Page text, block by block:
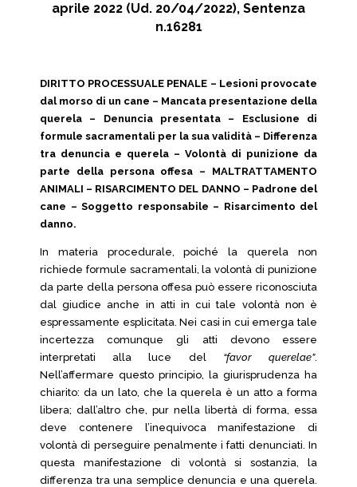
aprile 2022 (Ud. 20/04/2022), Sentenza
n.16281
DIRITTO PROCESSUALE PENALE – Lesioni provocate
dal morso di un cane – Mancata presentazione della
querela – Denuncia presentata – Esclusione di
formule sacramentali per la sua validità – Differenza
tra denuncia e querela – Volontà di punizione da
parte della persona offesa – MALTRATTAMENTO
ANIMALI – RISARCIMENTO DEL DANNO – Padrone del
cane – Soggetto responsabile – Risarcimento del
danno.
In materia procedurale, poiché la querela non
richiede formule sacramentali, la volontà di punizione
da parte della persona offesa può essere riconosciuta
dal giudice anche in atti in cui tale volontà non è
espressamente esplicitata. Nei casi in cui emerga tale
incertezza comunque gli atti devono essere
interpretati alla luce del“favor querelae”.
Nell’affermare questo principio, la giurisprudenza ha
chiarito: da un lato, che la querela è un atto a forma
libera; dall’altro che, pur nella libertà di forma, essa
deve contenere l’inequivoca manifestazione di
volontà di perseguire penalmente i fatti denunciati. In
questa manifestazione di volontà si sostanzia, la
differenza tra una semplice denuncia e una querela.